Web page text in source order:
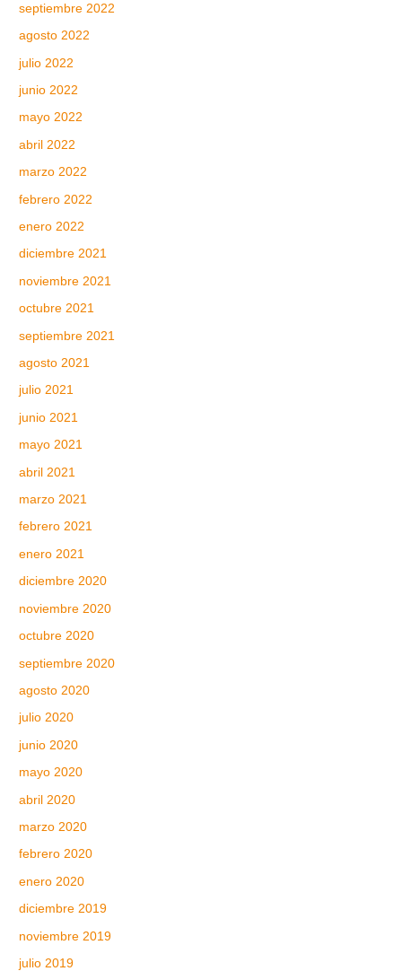
septiembre 2022
agosto 2022
julio 2022
junio 2022
mayo 2022
abril 2022
marzo 2022
febrero 2022
enero 2022
diciembre 2021
noviembre 2021
octubre 2021
septiembre 2021
agosto 2021
julio 2021
junio 2021
mayo 2021
abril 2021
marzo 2021
febrero 2021
enero 2021
diciembre 2020
noviembre 2020
octubre 2020
septiembre 2020
agosto 2020
julio 2020
junio 2020
mayo 2020
abril 2020
marzo 2020
febrero 2020
enero 2020
diciembre 2019
noviembre 2019
julio 2019